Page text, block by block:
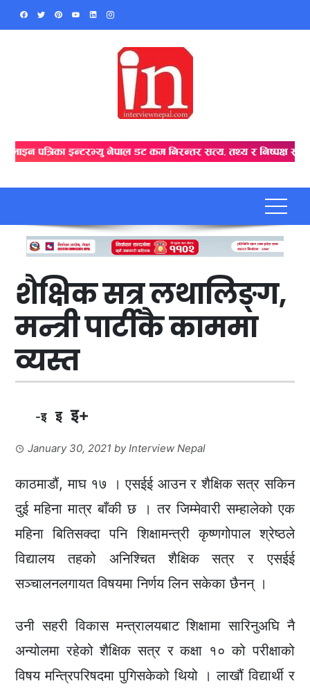
Skip
शैक्षिक सत्र लथालिङ्ग,
मन्त्री पार्टीकै काममा
व्यस्त
-इ इ इ+
January 30, 2021 byInterview Nepal
काठमाडौं, माघ १७ । एसईई आउन र शैक्षिक सत्र सकिन
दुई महिना मात्र बाँकी छ । तर जिम्मेवारी सम्हालेको एक
महिना बितिसक्दा पनि शिक्षामन्त्री कृष्णगोपाल श्रेष्ठले
विद्यालय तहको अनिश्चित शैक्षिक सत्र र एसईई
सञ्चालनलगायत विषयमा निर्णय लिन सकेका छैनन् ।
उनी सहरी विकास मन्त्रालयबाट शिक्षामा सारिनुअघि नै
अन्योलमा रहेको शैक्षिक सत्र र कक्षा १० को परीक्षाको
विषय मन्त्रिपरिषदमा पुगिसकेको थियो । लाखौं विद्यार्थी र